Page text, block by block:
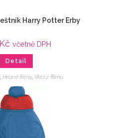
Harry Potter Erby
Kč včetně DPH
Detail
, Hrané filmy, Veci z filmu